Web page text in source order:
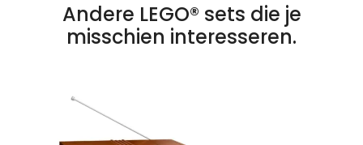
Andere LEGO® sets die je
misschien interesseren.